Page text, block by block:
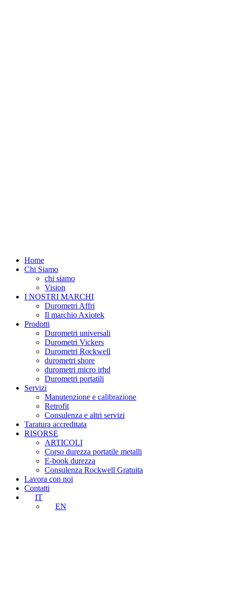
Home
Chi Siamo
chi siamo
Vision
I NOSTRI MARCHI
Durometri Affri
Il marchio Axiotek
Prodotti
Durometri universali
Durometri Vickers
Durometri Rockwell
durometri shore
durometri micro irhd
Durometri portatili
Servizi
Manutenzione e calibrazione
Retrofit
Consulenza e altri servizi
Taratura accreditata
RISORSE
ARTICOLI
Corso durezza portatile metalli
E-book durezza
Consulenza Rockwell Gratuita
Lavora con noi
Contatti
IT
EN